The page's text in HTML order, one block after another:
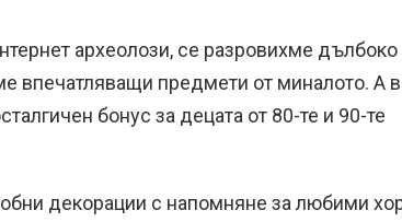
археолози, се разровихме дълбоко
впечатляващи предмети от миналото. А в
бонус за децата от 80-те и 90-те
декорации с напомняне за любими